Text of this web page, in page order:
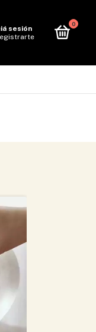
sesión
0